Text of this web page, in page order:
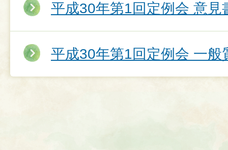
平成30年第1回定例会 意見
平成30年第1回定例会 一般